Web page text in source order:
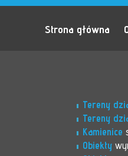
Strona główna
Tereny
Tereny
Kamienice
Obiekty